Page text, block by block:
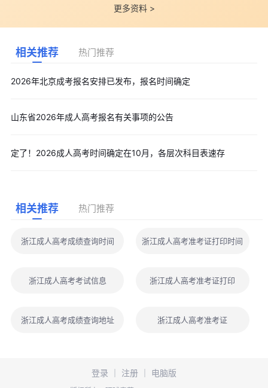
更多资料 >
相关推荐 热门推荐
2026年北京成考报名安排已发布，报名时间确定
山东省2026年成人高考报名有关事项的公告
定了！2026成人高考时间确定在10月，各层次科目表速存
相关推荐 热门推荐
浙江成人高考成绩查询时间 浙江成人高考准考证打印时间
浙江成人高考考试信息 浙江成人高考准考证打印
浙江成人高考成绩查询地址 浙江成人高考准考证
登录 注册 电脑版